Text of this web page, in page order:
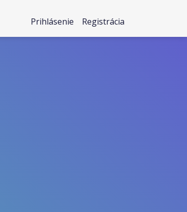
Prihlásenie Registrácia